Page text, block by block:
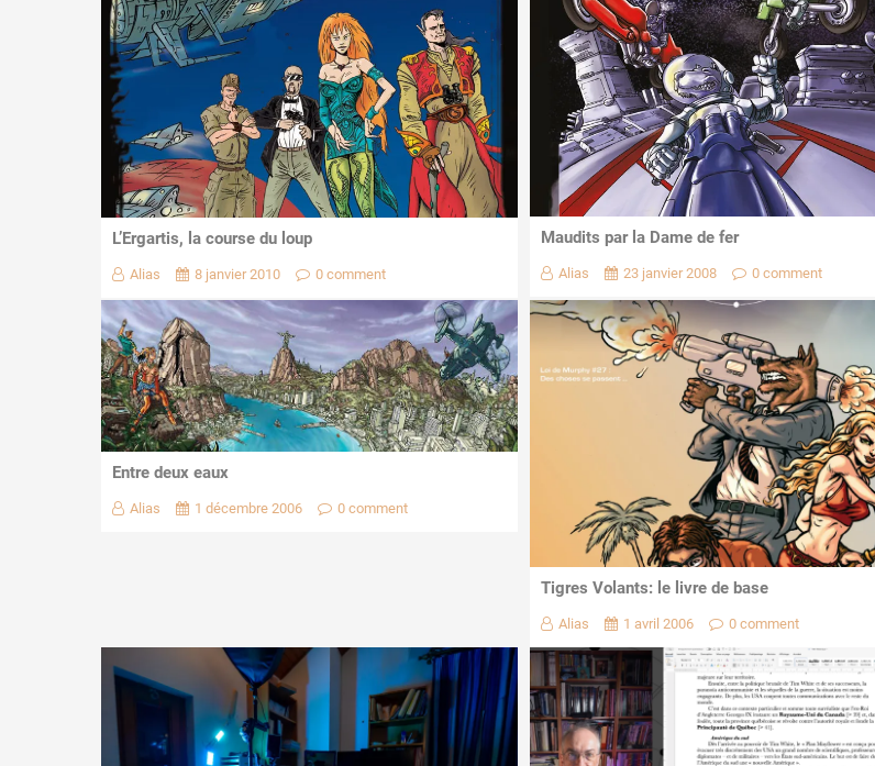
L’Ergartis, la course du loup
Alias 8 janvier 2010 0 comment
Maudits par la Dame de fer
Alias 23 janvier 2008 0 comment
Entre deux eaux
Alias 1 décembre 2006 0 comment
Tigres Volants: le livre de base
Alias 1 avril 2006 0 comment